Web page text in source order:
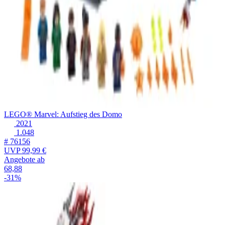
LEGO® Marvel: Aufstieg des Domo
2021
1.048
# 76156
UVP99,99 €
Angebote ab
68,88
-31%